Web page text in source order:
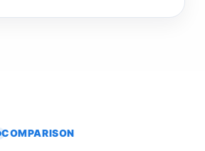
COMPARISON